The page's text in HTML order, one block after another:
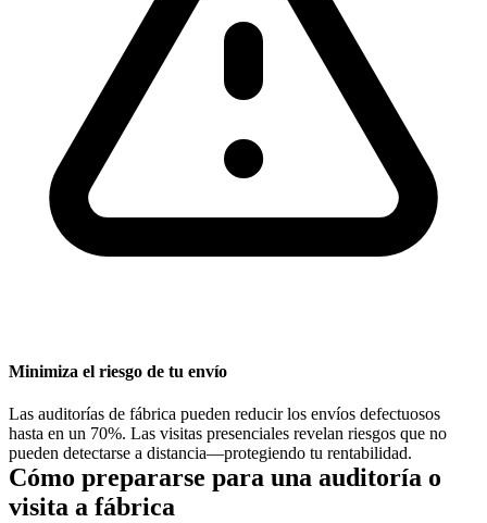
Minimiza el riesgo de tu envío
Las auditorías de fábrica pueden reducir los envíos defectuosos
hasta en un 70%. Las visitas presenciales revelan riesgos que no
pueden detectarse a distancia—protegiendo tu rentabilidad.
Cómo prepararse para una auditoría o
visita a fábrica